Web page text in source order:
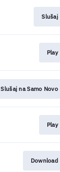
Slušaj
Play
Slušaj na Samo Novo
Play
Download